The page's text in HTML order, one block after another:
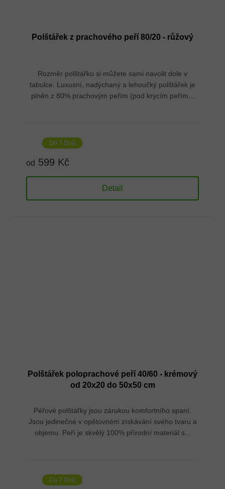
Polštářek z prachového peří 80/20 - růžový
Rozměr polštářku si můžete sami navolit dole v
tabulce. Luxusní, nadýchaný a lehoučký polštářek je
plněn z 80% prachovým peřím (pod krycím peřím...
Do 7 Dnů
od 599 Kč
Detail
Polštářek poloprachové peří 40/60 - krémový
od 20x20 do 50x50 cm
Péřové polštářky jsou zárukou komfortního spaní.
Jsou jedinečné v opětovném získávání svého tvaru a
objemu. Peří je skvělý 100% přírodní materiál s...
Do 7 Dnů